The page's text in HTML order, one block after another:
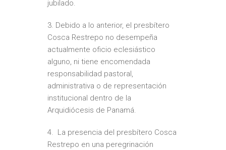
jubilado.
3.⁠ ⁠Debido a lo anterior, el presbítero
Cosca Restrepo no desempeña
actualmente oficio eclesiástico
alguno, ni tiene encomendada
responsabilidad pastoral,
administrativa o de representación
institucional dentro de la
Arquidiócesis de Panamá.
4.⁠ ⁠ ⁠La presencia del presbítero Cosca
Restrepo en una peregrinación